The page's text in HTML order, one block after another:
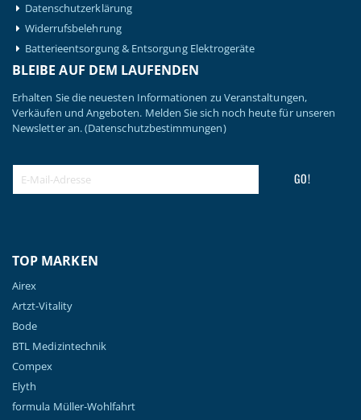
Datenschutzerklärung
Widerrufsbelehrung
Batterieentsorgung & Entsorgung Elektrogeräte
BLEIBE AUF DEM LAUFENDEN
Erhalten Sie die neuesten Informationen zu Veranstaltungen,
Verkäufen und Angeboten. Melden Sie sich noch heute für unseren
Newsletter an.(Datenschutzbestimmungen)
GO!
TOP MARKEN
Airex
Artzt-Vitality
Bode
BTL Medizintechnik
Compex
Elyth
formula Müller-Wohlfahrt